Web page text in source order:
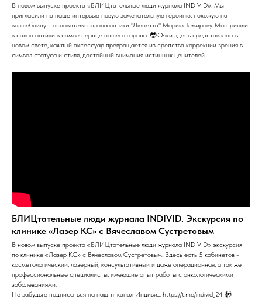
В новом выпуске проекта «БЛИЦтательные люди журнала INDIVID». Мы
пригласили на наше интервью новую замечательную героиню, похожую на
волшебницу - основателя салона оптики "Люнетта" Марию Темирову. Мы пришли
в салон оптики в самое сердце нашего города. 😎Очки здесь представлены в
новом свете, каждый аксессуар превращается из средства коррекции зрения в
символ статуса и стиля, достойный внимания истинных ценителей.
БЛИЦтательные люди журнала INDIVID. Экскурсия по
клинике «Лазер КС» с Вячеславом Сустретовым
В новом выпуске проекта «БЛИЦтательные люди журнала INDIVID» экскурсия
по клинике «Лазер КС» с Вячеславом Сустретовым. Здесь есть 5 кабинетов -
косметологический, лазерный, консультативный и даже операционная, а так же
профессиональные специалисты, имеющие опыт работы с онкологическими
заболеваниями.
Не забудьте подписаться на наш тг канал Индивид https://t.me/individ_24 📹